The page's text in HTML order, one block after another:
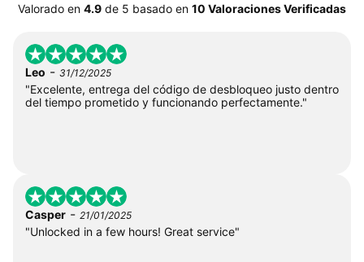
Valorado en 4.9 de 5 basado en 10 Valoraciones Verificadas
Leo - 31/12/2025
"Excelente, entrega del código de desbloqueo justo dentro
del tiempo prometido y funcionando perfectamente."
Casper - 21/01/2025
"Unlocked in a few hours! Great service"